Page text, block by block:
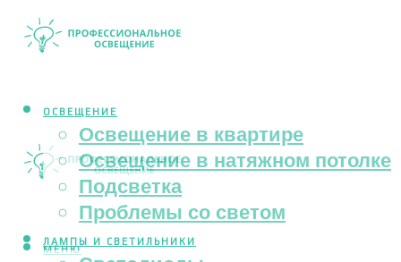
ОСВЕЩЕНИЕ
Освещение в квартире
Освещение в натяжном потолке
Подсветка
Проблемы со светом
ЛАМПЫ И СВЕТИЛЬНИКИ
МЕНЮ